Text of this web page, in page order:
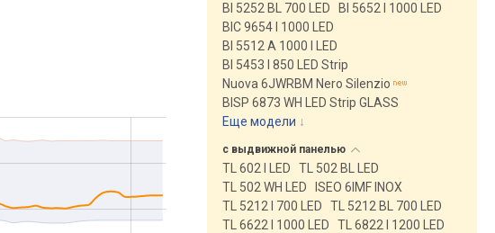
BI 5252 BL 700 LED
BI 5652 I 1000 LED
BIC 9654 I 1000 LED
BI 5512 A 1000 I LED
BI 5453 I 850 LED Strip
Nuova 6JWRBM Nero Silenzio
BISP 6873 WH LED Strip GLASS
Еще модели ↓
с выдвижной панелью
TL 602 I LED
TL 502 BL LED
TL 502 WH LED
ISEO 6IMF INOX
TL 5212 I 700 LED
TL 5212 BL 700 LED
TL 6622 I 1000 LED
TL 6822 I 1200 LED